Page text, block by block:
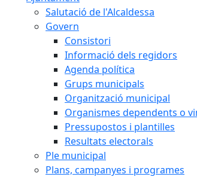
Salutació de l'Alcaldessa
Govern
Consistori
Informació dels regidors
Agenda política
Grups municipals
Organització municipal
Organismes dependents o
Pressupostos i plantilles
Resultats electorals
Ple municipal
Plans, campanyes i programes